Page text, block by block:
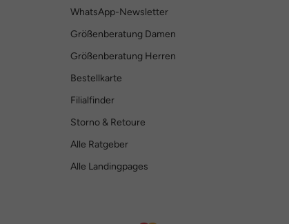
WhatsApp-Newsletter
Größenberatung Damen
Größenberatung Herren
Bestellkarte
Filialfinder
Storno & Retoure
Alle Ratgeber
Alle Landingpages